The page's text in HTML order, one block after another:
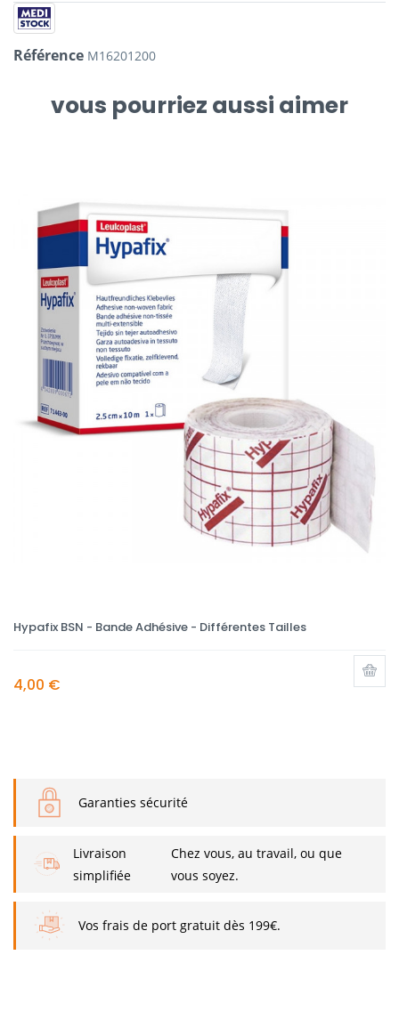
Référence M16201200
vous pourriez aussi aimer
Hypafix BSN - Bande Adhésive - Différentes Tailles
4,00 €
Garanties sécurité
Livraison
simplifiée
Chez vous, au travail, ou que
vous soyez.
Vos frais de port gratuit dès 199€.